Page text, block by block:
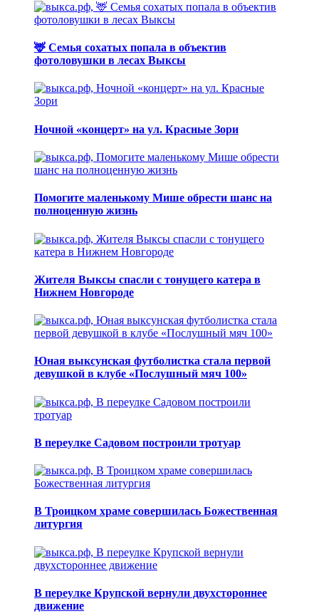
🦌 Семья сохатых попала в объектив
фотоловушки в лесах Выксы
Ночной «концерт» на ул. Красные Зори
Помогите маленькому Мише обрести шанс на
полноценную жизнь
Жителя Выксы спасли с тонущего катера в
Нижнем Новгороде
Юная выксунская футболистка стала первой
девушкой в клубе «Послушный мяч 100»
В переулке Садовом построили тротуар
В Троицком храме совершилась Божественная
литургия
В переулке Крупской вернули двухстороннее
движение